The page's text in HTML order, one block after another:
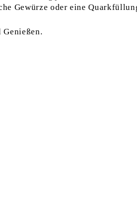
Gewürze oder eine
Genießen.